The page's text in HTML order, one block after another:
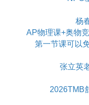
杨
AP物理课+奥物
第一节课可以
张立英
2026TMB